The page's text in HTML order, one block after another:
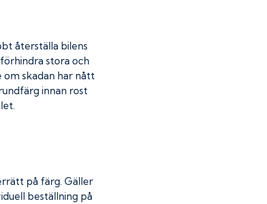
återställa bilens
stora och
skadan har nått
innan rost
på färg. Gäller
beställning på